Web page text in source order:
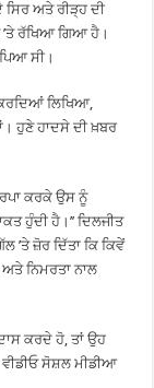
ਅਤੇ ਰੀੜ੍ਹ ਦੀ
ਰੱਖਿਆ ਗਿਆ ਹੈ।
ਸੀ।
ਲਿਖਿਆ,
ਹੁਣੇ ਹਾਦਸੇ ਦੀ ਖ਼ਬਰ
ਕਰਕੇ ਉਸ ਨੂੰ
ਹੁੰਦੀ ਹੈ।’’ ਦਿਲਜੀਤ
’ਤੇ ਜ਼ੋਰ ਦਿੱਤਾ ਕਿ ਕਿਵੇਂ
ਨਿਮਰਤਾ ਨਾਲ
ਕਰਦੇ ਹੋ, ਤਾਂ ਉਹ
ਸੋਸ਼ਲ ਮੀਡੀਆ